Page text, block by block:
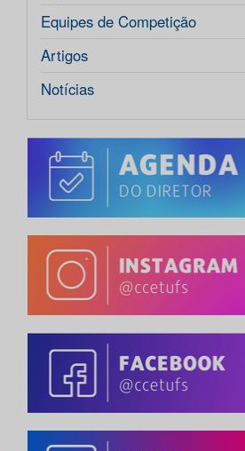
Equipes de Competição
Artigos
Notícias